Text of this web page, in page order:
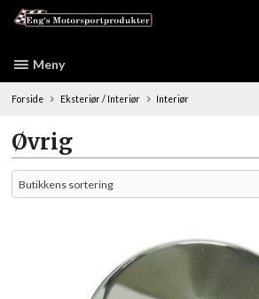
Meny
Forside Eksteriør / Interiør Interiør
Øvrig